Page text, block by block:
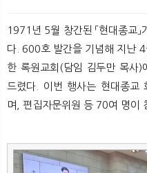
1971년 5월 창간된 「현대종교
다. 600호 발간을 기념해 지난
한 록원교회(담임 김두만 목사)
드렸다. 이번 행사는 현대종교
며, 편집자문위원 등 70여 명이